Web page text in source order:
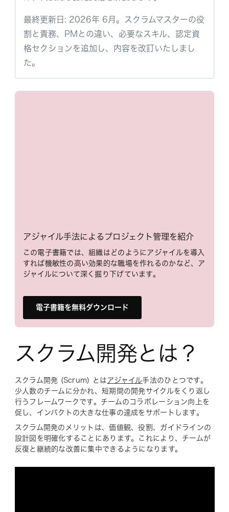
最終更新日: 2026年 6月。スクラムマスターの役
割と責務、PMとの違い、必要なスキル、認定資
格セクションを追加し、内容を改訂いたしまし
た。
アジャイル手法によるプロジェクト管理を紹介
この電子書籍では、組織はどのようにアジャイルを導入
すれば機敏性の高い効果的な職場を作れるのかなど、ア
ジャイルについて深く掘り下げています。
電子書籍を無料ダウンロード
スクラム開発とは？
スクラム開発 (Scrum) とはアジャイル手法のひとつです。
少人数のチームに分かれ、短期間の開発サイクルをくり返し
行うフレームワークです。チームのコラボレーション向上を
促し、インパクトの大きな仕事の達成をサポートします。
スクラム開発のメリットは、価値観、役割、ガイドラインの
設計図を明確化することにあります。これにより、チームが
反復と継続的な改善に集中できるようになります。